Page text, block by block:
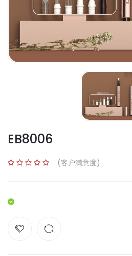
EB8006
(客户满意度)